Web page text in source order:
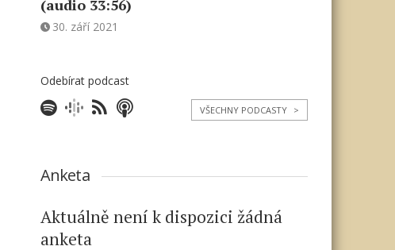
(audio 33:56)
30. září 2021
Odebírat podcast
VŠECHNY PODCASTY >
Anketa
Aktuálně není k dispozici žádná
anketa